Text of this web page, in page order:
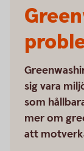
sig vara
som
mer om
att